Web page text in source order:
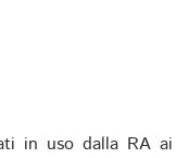
in uso dalla RA ai